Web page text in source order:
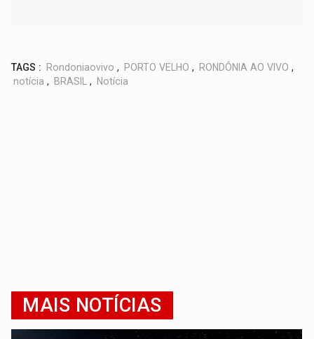
TAGS : Rondoniaovivo , PORTO VELHO , RONDÔNIA AO VIVO ,
notícia , BRASIL , Notícia
MAIS NOTÍCIAS